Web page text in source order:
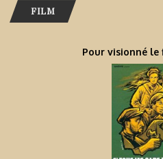
FILM
Pour visionné le